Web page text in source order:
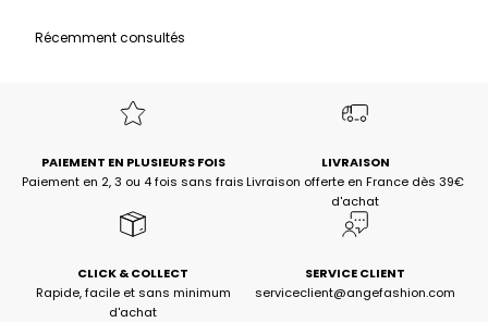
Récemment consultés
PAIEMENT EN PLUSIEURS FOIS
Paiement en 2, 3 ou 4 fois sans frais
LIVRAISON
Livraison offerte en France dès 39€
d'achat
CLICK & COLLECT
Rapide, facile et sans minimum
d'achat
SERVICE CLIENT
serviceclient@angefashion.com